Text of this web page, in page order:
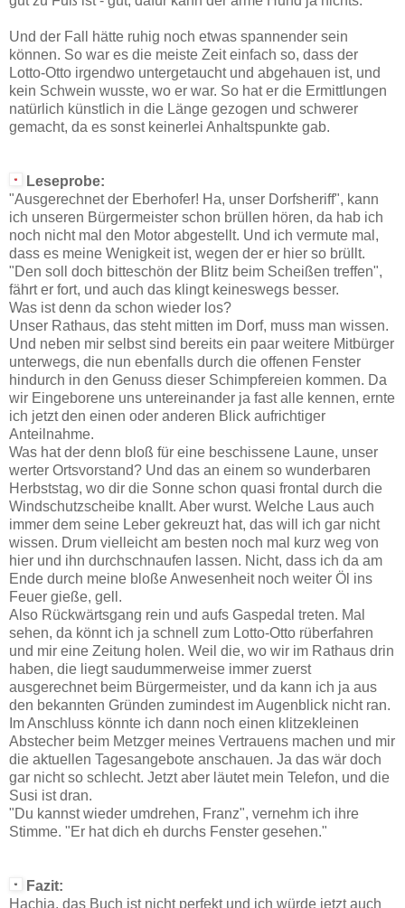
Und der Fall hätte ruhig noch etwas spannender sein
können. So war es die meiste Zeit einfach so, dass der
Lotto-Otto irgendwo untergetaucht und abgehauen ist, und
kein Schwein wusste, wo er war. So hat er die Ermittlungen
natürlich künstlich in die Länge gezogen und schwerer
gemacht, da es sonst keinerlei Anhaltspunkte gab.
Leseprobe:
"Ausgerechnet der Eberhofer! Ha, unser Dorfsheriff", kann
ich unseren Bürgermeister schon brüllen hören, da hab ich
noch nicht mal den Motor abgestellt. Und ich vermute mal,
dass es meine Wenigkeit ist, wegen der er hier so brüllt.
"Den soll doch bitteschön der Blitz beim Scheißen treffen",
fährt er fort, und auch das klingt keineswegs besser.
Was ist denn da schon wieder los?
Unser Rathaus, das steht mitten im Dorf, muss man wissen.
Und neben mir selbst sind bereits ein paar weitere Mitbürger
unterwegs, die nun ebenfalls durch die offenen Fenster
hindurch in den Genuss dieser Schimpfereien kommen. Da
wir Eingeborene uns untereinander ja fast alle kennen, ernte
ich jetzt den einen oder anderen Blick aufrichtiger
Anteilnahme.
Was hat der denn bloß für eine beschissene Laune, unser
werter Ortsvorstand? Und das an einem so wunderbaren
Herbststag, wo dir die Sonne schon quasi frontal durch die
Windschutzscheibe knallt. Aber wurst. Welche Laus auch
immer dem seine Leber gekreuzt hat, das will ich gar nicht
wissen. Drum vielleicht am besten noch mal kurz weg von
hier und ihn durchschnaufen lassen. Nicht, dass ich da am
Ende durch meine bloße Anwesenheit noch weiter Öl ins
Feuer gieße, gell.
Also Rückwärtsgang rein und aufs Gaspedal treten. Mal
sehen, da könnt ich ja schnell zum Lotto-Otto rüberfahren
und mir eine Zeitung holen. Weil die, wo wir im Rathaus drin
haben, die liegt saudummerweise immer zuerst
ausgerechnet beim Bürgermeister, und da kann ich ja aus
den bekannten Gründen zumindest im Augenblick nicht ran.
Im Anschluss könnte ich dann noch einen klitzekleinen
Abstecher beim Metzger meines Vertrauens machen und mir
die aktuellen Tagesangebote anschauen. Ja das wär doch
gar nicht so schlecht. Jetzt aber läutet mein Telefon, und die
Susi ist dran.
"Du kannst wieder umdrehen, Franz", vernehm ich ihre
Stimme. "Er hat dich eh durchs Fenster gesehen."
Fazit:
Hachja, das Buch ist nicht perfekt und ich würde jetzt auch